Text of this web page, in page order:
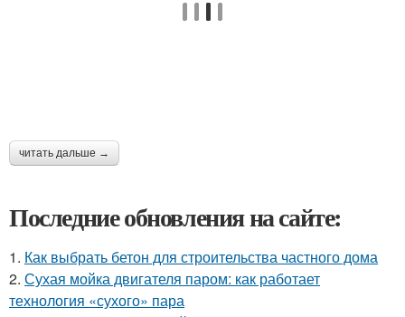
читать дальше →
Последние обновления на сайте:
1. Как выбрать бетон для строительства частного дома
2. Сухая мойка двигателя паром: как работает
технология «сухого» пара